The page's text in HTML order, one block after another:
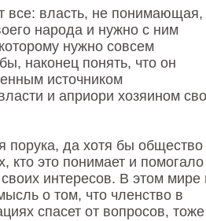
все: власть, не понимающая,
народа и нужно с ним
нужно совсем
наконец понять, что он
источником
и априори хозяином
порука, да хотя бы общество
кто это понимает и
интересов. В этом мире
о том, что членство в
спасет от вопросов, тоже